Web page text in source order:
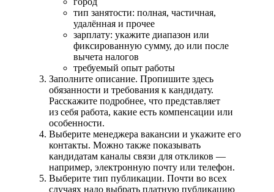
тип занятости: полная, частичная,
удалённая и прочее
зарплату: укажите диапазон или
фиксированную сумму, до или после
вычета налогов
требуемый опыт работы
Заполните описание. Пропишите здесь
обязанности и требования к кандидату.
Расскажите подробнее, что представляет
из себя работа, какие есть компенсации или
особенности.
Выберите менеджера вакансии и укажите его
контакты. Можно также показывать
кандидатам каналы связи для откликов —
например, электронную почту или телефон.
Выберите тип публикации. Почти во всех
случаях надо выбрать платную публикацию